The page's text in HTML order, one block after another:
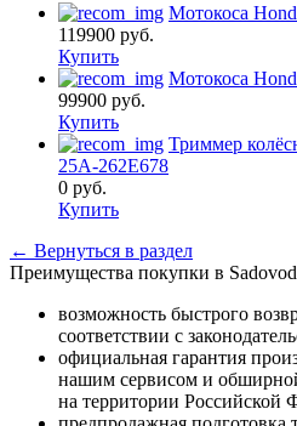
Мотокоса
119900 руб.
Купить
Мотокоса
99900 руб.
Купить
Триммер
25A-262E678
0 руб.
Купить
← Вернуться в раздел
Преимущества покупки в
возможность быстрого
соответствии с
официальная гарантия
нашим сервисом и
на территории Российской